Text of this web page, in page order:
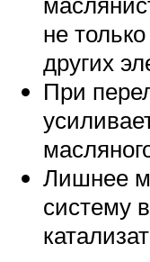
не
других
При
Лишнее
систему